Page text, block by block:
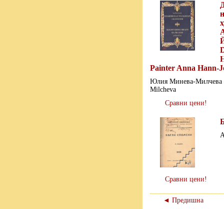
Painter Anna Hann-
Юлия Минева-Милчева
Milcheva
Сравни цени!
Сравни цени!
◄ Предишна